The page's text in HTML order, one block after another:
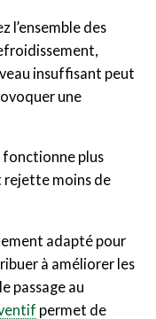
l’ensemble des
insuffisant peut
une
fonctionne plus
rejette moins de
adapté pour
à améliorer les
passage au
permet de